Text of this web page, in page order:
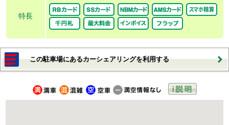
特長
この駐車場にあるカーシェアリングを利用する